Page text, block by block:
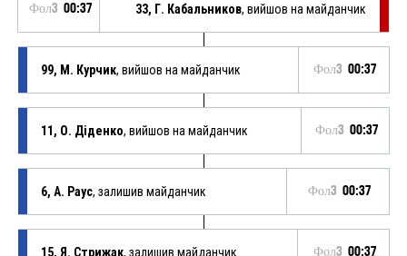
Фол3 00:37 33, Г. Кабальников, вийшов на майданчик
99, М. Курчик, вийшов на майданчик Фол3 00:37
11, О. Діденко, вийшов на майданчик Фол3 00:37
6, А. Раус, залишив майданчик Фол3 00:37
15, Я. Стрижак, залишив майданчик Фол3 00:37